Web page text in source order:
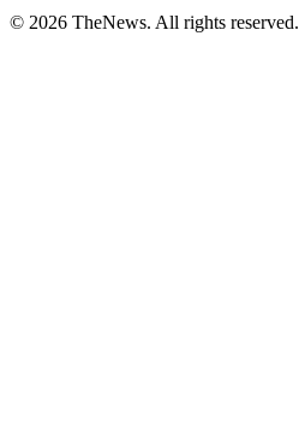
© 2026 TheNews. All rights reserved.